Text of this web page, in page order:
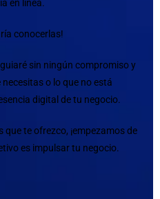
en línea.
conocerlas!
sin ningún compromiso y
o lo que no está
digital de tu negocio.
te ofrezco, ¡empezamos de
es impulsar tu negocio.